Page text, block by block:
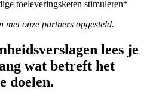
toeleveringsketen stimuleren*
met onze partners opgesteld.
lees je
wat betreft het
doelen.